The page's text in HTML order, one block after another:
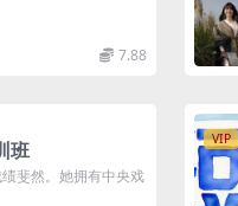
7.88
班
斐然。她拥有中央戏
VIP